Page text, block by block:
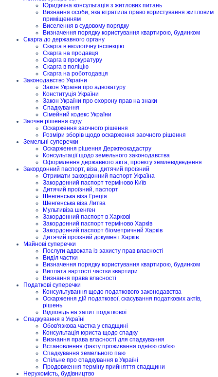
Юридична консультація з житлових питань
Визнання особи, яка втратила право користування житловим
приміщенням
Виселення в судовому порядку
Визначення порядку користування квартирою, будинком
Скарга до державного органу
Скарга в екологічну інспекцію
Скарга на продавця
Скарга в прокуратуру
Скарга в поліцію
Скарга на роботодавця
Законодавство України
Закон України про адвокатуру
Конституція України
Закон України про охорону прав на знаки
Спадкування
Сімейний кодекс України
Заочне рішення суду
Оскарження заочного рішення
Розміри зборів щодо оскарження заочного рішення
Земельні суперечки
Оскарження рішення Держгеокадастру
Консультації щодо земельного законодавства
Оформлення державного акта, проекту землевідведення
Закордонний паспорт, віза, дитячий проїзний
Отримати закордонний паспорт Україна
Закордонний паспорт терміново Київ
Дитячий проїзний, паспорт
Шенгенська віза Греція
Шенгенська віза Литва
Мультивіза шенген
Закордонний паспорт в Харкові
Закордонний паспорт терміново Харків
Закордонний паспорт біометричний Харків
Дитячий проїзний документ Харків
Майнові суперечки
Послуги адвоката із захисту прав власності
Виділ частки
Визначення порядку користування квартирою, будинком
Виплата вартості частки квартири
Визнання права власності
Податкові суперечки
Консультування щодо податкового законодавства
Оскарження дій податкової, скасування податкових актів,
рішень
Відповідь на запит податкової
Спадкування в Україні
Обов'язкова частка у спадщині
Консультація юриста щодо спадку
Визнання права власності для спадкування
Встановлення факту проживання однією сім'єю
Спадкування земельного паю
Спільне про спадкування в Україні
Продовження терміну прийняття спадщини
Нерухомість, будівництво